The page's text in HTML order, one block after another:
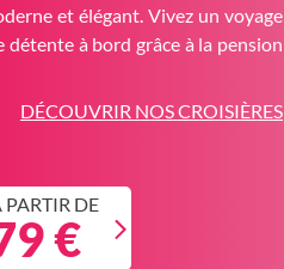
et élégant. Vivez un voyage
à bord grâce à la pension
DÉCOUVRIR NOS CROISIÈRES
PARTIR DE
€